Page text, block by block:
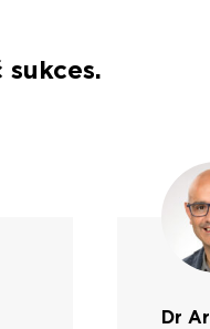
Dr